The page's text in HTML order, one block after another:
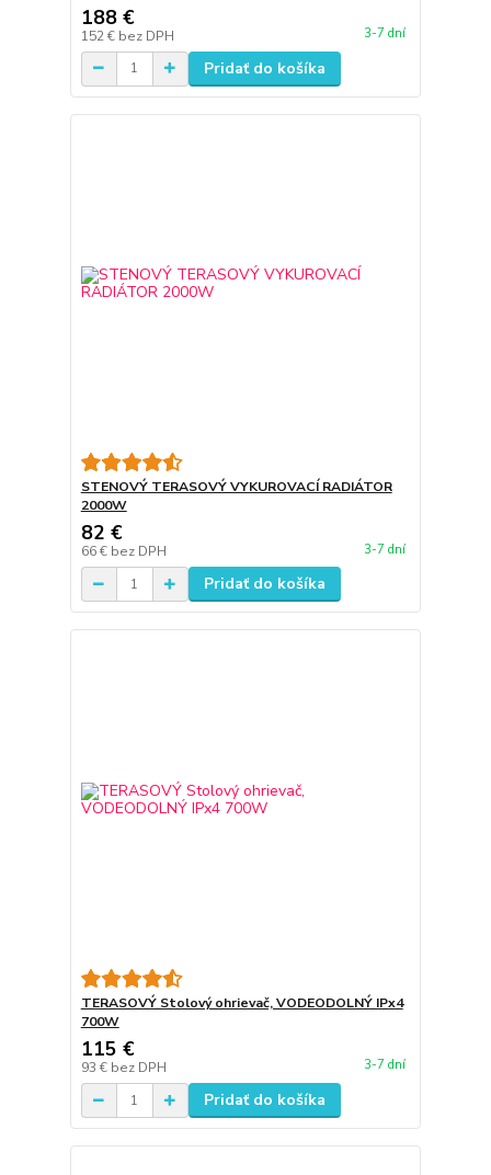
188 €
152 € bez DPH 3-7 dní
Pridať do košíka
STENOVÝ TERASOVÝ VYKUROVACÍ RADIÁTOR
2000W
82 €
66 € bez DPH 3-7 dní
Pridať do košíka
TERASOVÝ Stolový ohrievač, VODEODOLNÝ IPx4
700W
115 €
93 € bez DPH 3-7 dní
Pridať do košíka